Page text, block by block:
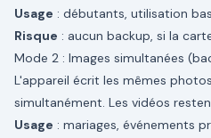
Usage : débutants, utilisation
Risque : aucun backup, si la
Mode 2 : Images simultanées
L'appareil écrit les mêmes photos
simultanément. Les vidéos
Usage : mariages, événements